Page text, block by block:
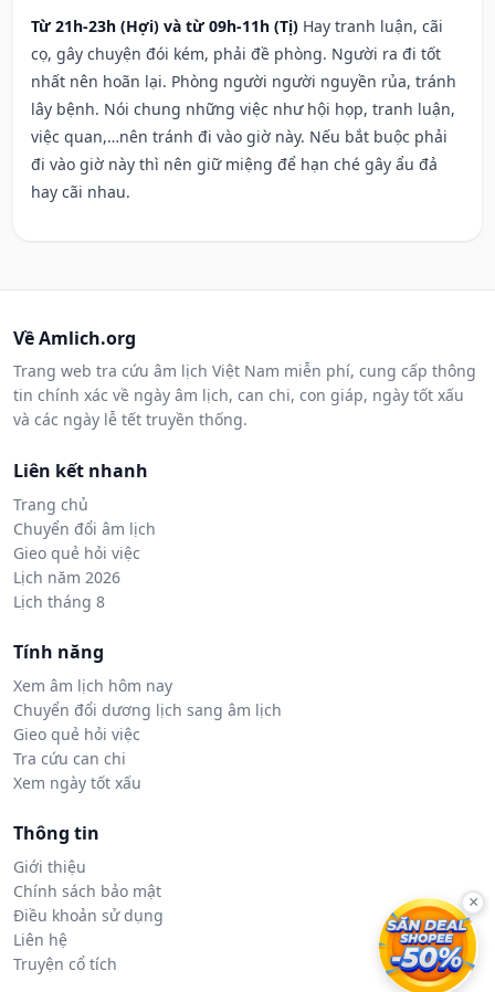
Từ 21h-23h (Hợi) và từ 09h-11h (Tị) Hay tranh luận, cãi
cọ, gây chuyện đói kém, phải đề phòng. Người ra đi tốt
nhất nên hoãn lại. Phòng người người nguyền rủa, tránh
lây bệnh. Nói chung những việc như hội họp, tranh luận,
việc quan,…nên tránh đi vào giờ này. Nếu bắt buộc phải
đi vào giờ này thì nên giữ miệng để hạn ché gây ẩu đả
hay cãi nhau.
Về Amlich.org
Trang web tra cứu âm lịch Việt Nam miễn phí, cung cấp thông
tin chính xác về ngày âm lịch, can chi, con giáp, ngày tốt xấu
và các ngày lễ tết truyền thống.
Liên kết nhanh
Trang chủ
Chuyển đổi âm lịch
Gieo quẻ hỏi việc
Lịch năm 2026
Lịch tháng 8
Tính năng
Xem âm lịch hôm nay
Chuyển đổi dương lịch sang âm lịch
Gieo quẻ hỏi việc
Tra cứu can chi
Xem ngày tốt xấu
Thông tin
Giới thiệu
Chính sách bảo mật
Điều khoản sử dụng
Liên hệ
Truyện cổ tích
×